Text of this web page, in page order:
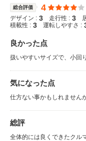
総合評価 4
デザイン : 3 走行性 : 3
積載性 : 3 運転しやすさ :
良かった点
扱いやすいサイズで、小回
気になった点
仕方ない事かもしれません
総評
全体的には良くできたクル